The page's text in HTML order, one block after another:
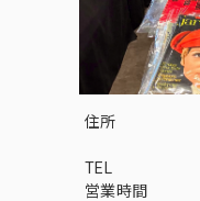
住所
TEL
営業時間